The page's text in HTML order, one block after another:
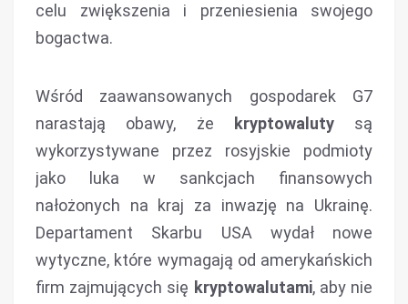
celu zwiększenia i przeniesienia swojego
bogactwa.
Wśród zaawansowanych gospodarek G7
narastają obawy, że
kryptowalutysą
wykorzystywane przez rosyjskie podmioty
jako luka w sankcjach finansowych
nałożonych na kraj za inwazję na Ukrainę.
Departament Skarbu USA wydał nowe
wytyczne, które wymagają od amerykańskich
firm zajmujących się kryptowalutami, aby nie